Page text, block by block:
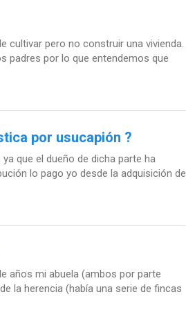
cultivar pero no construir una vivienda.
padres por lo que entendemos que
por usucapión ?
que el dueño de dicha parte ha
lo pago yo desde la adquisición de
años mi abuela (ambos por parte
la herencia (había una serie de fincas